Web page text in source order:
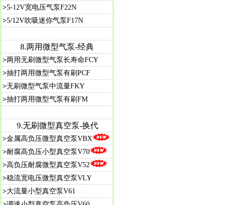
>5-12V宽电压气泵F22N
>5/12V吹吸迷你气泵F17N
8.两用微型气泵-经典
>两用无刷微型气泵长寿命FCY
>抽打两用微型气泵有刷PCF
>无刷微型气泵中流量FKY
>抽打两用微型气泵有刷FM
9.无刷微型真空泵-换代
>金属高负压微型真空泵VBX
>耐腐高负压小型真空泵V70
>高负压耐腐微型真空泵V52
>稳流宽电压微型真空泵VLY
>大流量小型真空泵V61